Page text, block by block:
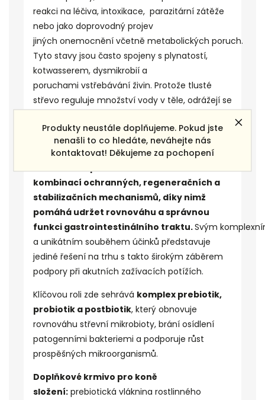
Produkty neustále doplňujeme. Pokud jste
nenašli to co hledáte, neváhejte nás
kontaktovat! Děkujeme za pochopení
reakci na léčiva, intoxikace, parazitární zátěže
nebo jako doprovodný projev
jiných onemocnění včetně metabolických poruch.
Tyto stavy jsou často spojeny s plynatostí,
kotwasserem, dysmikrobií a
poruchami vstřebávání živin. Protože tlusté
střevo reguluje množství vody v těle, odrážejí se
mohou rychle vést k dehydrataci a zhoršení
celkové kondice.
kombinací ochranných, regeneračních a
stabilizačních mechanismů, díky nimž
pomáhá udržet rovnováhu a správnou
funkci gastrointestinálního traktu.Svým
a unikátním souběhem účinků představuje
jediné řešení na trhu s takto širokým záběrem
podpory při akutních zažívacích potížích.
Klíčovou roli zde sehrává komplex prebiotik,
probiotik a postbiotik, který obnovuje
rovnováhu střevní mikrobioty, brání osídlení
patogenními bakteriemi a podporuje růst
prospěšných mikroorganismů.
Doplňkové krmivo pro koně
složení: prebiotická vláknina rostlinného